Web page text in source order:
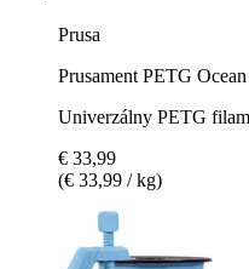
Prusa
Prusament PETG
Univerzálny PETG
€ 33,99
(€ 33,99 / kg)